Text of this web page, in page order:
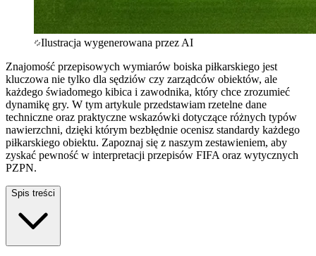
Ilustracja wygenerowana przez AI
Znajomość przepisowych wymiarów boiska piłkarskiego jest
kluczowa nie tylko dla sędziów czy zarządców obiektów, ale
każdego świadomego kibica i zawodnika, który chce zrozumieć
dynamikę gry. W tym artykule przedstawiam rzetelne dane
techniczne oraz praktyczne wskazówki dotyczące różnych typów
nawierzchni, dzięki którym bezbłędnie ocenisz standardy każdego
piłkarskiego obiektu. Zapoznaj się z naszym zestawieniem, aby
zyskać pewność w interpretacji przepisów FIFA oraz wytycznych
PZPN.
Spis treści